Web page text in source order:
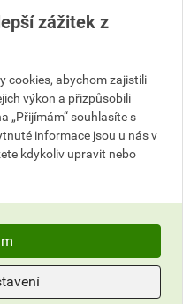
120 g/m²
µm
RAL 9005, RAL 8017,
zážitek z
cookies, abychom zajistili
výkon a přizpůsobili
„Přijímám“ souhlasíte s
informace jsou u nás v
kdykoliv upravit nebo